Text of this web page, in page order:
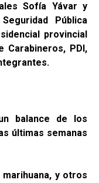
Sofía Yávar y
Pública
provincial
Carabineros, PDI,
balance de los
últimas semanas
y otros